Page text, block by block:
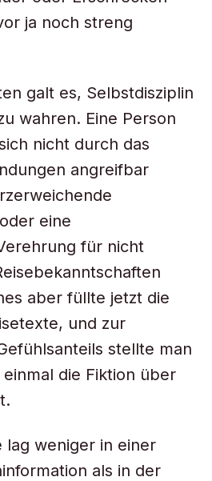
ja noch streng
galt es, Selbstdisziplin
wahren. Eine Person
nicht durch das
angreifbar
eine
für nicht
aber füllte jetzt die
und zur
stellte man
die Fiktion über
lag weniger in einer
als in der